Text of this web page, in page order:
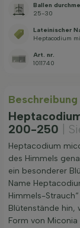
Ballen
25-30
Lateinischer
Heptacodium
Art. nr.
1011740
Beschreibung
200-250
|
Heptacodium
des Himmels
ein besonderer
Name
Himmels-
Blütenstände hin,
Form von